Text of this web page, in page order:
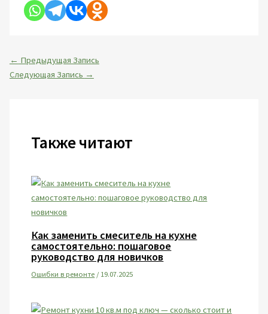
← Предыдущая Запись
Следующая Запись →
Также читают
Как заменить смеситель на кухне
самостоятельно: пошаговое
руководство для новичков
Ошибки в ремонте /19.07.2025